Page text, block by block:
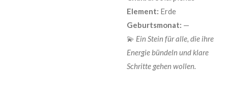
Element: Erde
Geburtsmonat: —
💫 Ein Stein für alle, die ihre
Energie bündeln und klare
Schritte gehen wollen.